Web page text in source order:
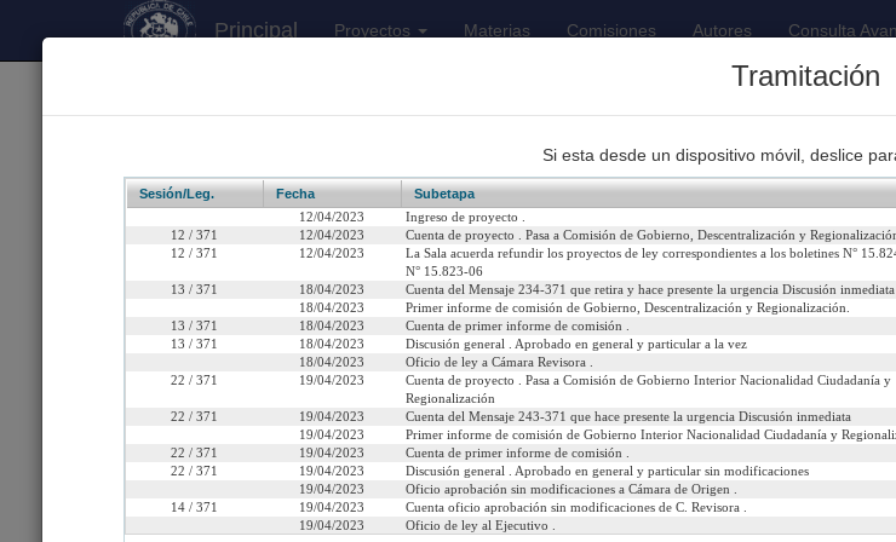
Principal Proyectos Materias Comisiones Autores Consulta
Proyectos Iniciados 2026 170 Proyectos de Ley
Boletín 15823-06
Extiende la validez de los documentos de identidad que
plebiscitos que se realicen el periodo que indica
Fecha de Ingreso: Miércoles 12 de Abril, 2023
Senado
Tipo de Proyecto: Proyecto de ley
Etapa: Tramitación terminada
Ley N° 21.569 (Diario Oficial del 03/05/2023)
Tramitación
Si esta desde un dispositivo móvil, deslice
Sesión/Leg. Fecha Subetapa
12/04/2023
Ingreso de proyecto .
12 / 371
12/04/2023 Cuenta de proyecto . Pasa a Comisión de Gobierno, Descentralización y
12 / 371
12/04/2023
La Sala acuerda refundir los proyectos de ley correspondientes a los boletines N°
N° 15.823-06
13 / 371 18/04/2023 Cuenta del Mensaje 234-371 que retira y hace presente la urgencia Discusión inmediata
18/04/2023
Primer informe de comisión de Gobierno, Descentralización y Regionalización.
13 / 371
18/04/2023 Cuenta de primer informe de comisión .
13 / 371
18/04/2023 Discusión general . Aprobado en general y particular a la vez
18/04/2023
Oficio de ley a Cámara Revisora .
22 / 371
19/04/2023
Cuenta de proyecto . Pasa a Comisión de Gobierno Interior Nacionalidad Ciudadanía y
Regionalización
22 / 371 19/04/2023 Cuenta del Mensaje 243-371 que hace presente la urgencia Discusión inmediata
19/04/2023
Primer informe de comisión de Gobierno Interior Nacionalidad Ciudadanía y
22 / 371
19/04/2023 Cuenta de primer informe de comisión .
22 / 371
19/04/2023 Discusión general . Aprobado en general y particular sin modificaciones
19/04/2023
Oficio aprobación sin modificaciones a Cámara de Origen .
14 / 371
19/04/2023 Cuenta oficio aprobación sin modificaciones de C. Revisora .
19/04/2023
Oficio de ley al Ejecutivo .